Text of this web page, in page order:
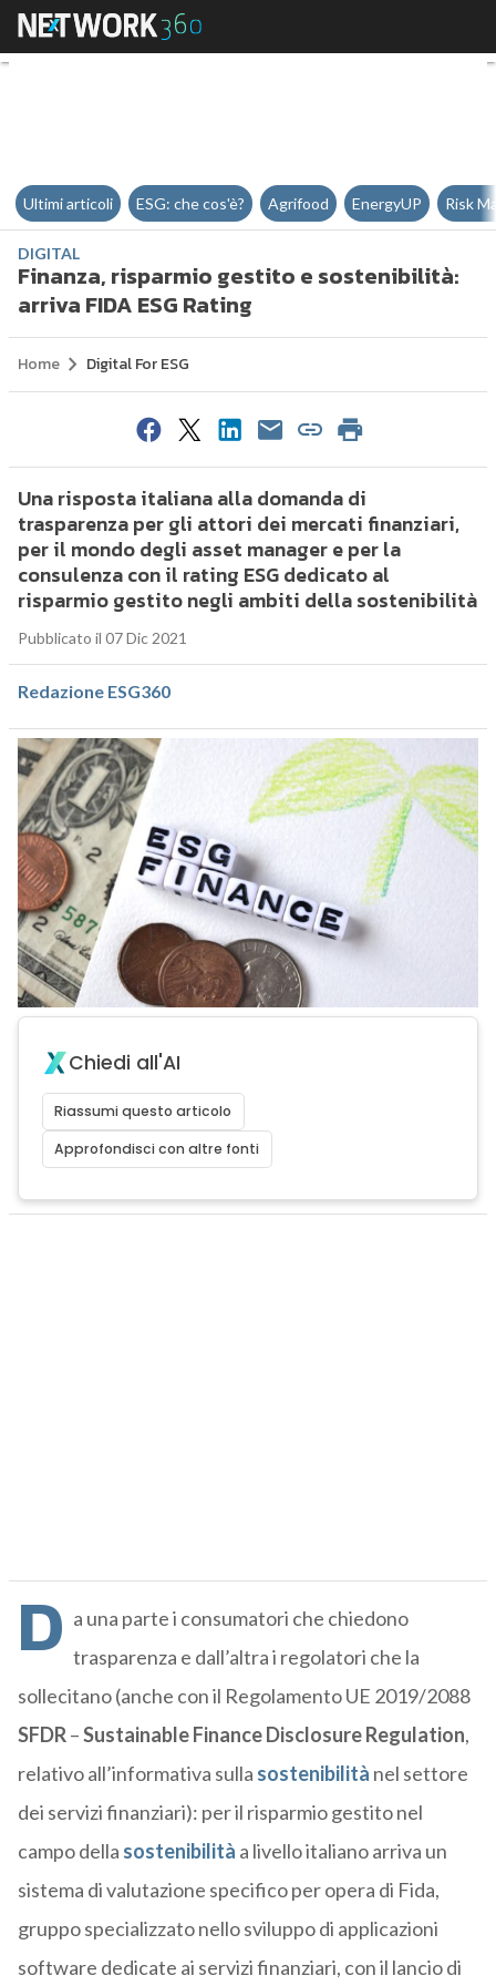
Finanza, risparmio gestito e
Ultimi articoli ESG: che cos'è? Agrifood EnergyUP Risk
DIGITAL
Finanza, risparmio gestito e sostenibilità:
arriva FIDA ESG Rating
Home Digital For ESG
Una risposta italiana alla domanda di
trasparenza per gli attori dei mercati finanziari,
per il mondo degli asset manager e per la
consulenza con il rating ESG dedicato al
risparmio gestito negli ambiti della sostenibilità
Pubblicato il 07 Dic 2021
Redazione ESG360
Chiedi all'AI
Riassumi questo articolo
Approfondisci con altre fonti
D a una parte i consumatori che chiedono
trasparenza e dall’altra i regolatori che la
sollecitano (anche con il Regolamento UE 2019/2088
SFDR–Sustainable Finance Disclosure Regulation,
relativo all’informativa sulla sostenibilità nel settore
dei servizi finanziari): per il risparmio gestito nel
campo della sostenibilità a livello italiano arriva un
sistema di valutazione specifico per opera di Fida,
gruppo specializzato nello sviluppo di applicazioni
software dedicate ai servizi finanziari, con il lancio di